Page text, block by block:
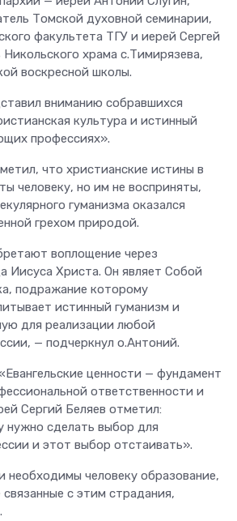
Томской духовной семинарии,
факультета ТГУ и иерей Сергей
Никольского храма с.Тимирязева,
воскресной школы.
вниманию собравшихся
культура и истинный
профессиях».
что христианские истины в
человеку, но им не восприняты,
гуманизма оказался
грехом природой.
воплощение через
Иисуса Христа. Он являет Собой
подражание которому
истинный гуманизм и
для реализации любой
— подчеркнул о.Антоний.
ценности — фундамент
ответственности и
Сергий Беляев отметил:
нужно сделать выбор для
и этот выбор отстаивать».
необходимы человеку образование,
с этим страдания,